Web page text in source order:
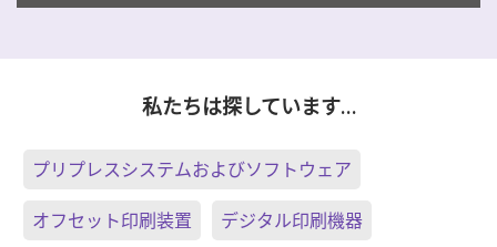
私たちは探しています…
プリプレスシステムおよびソフトウェア
オフセット印刷装置 デジタル印刷機器